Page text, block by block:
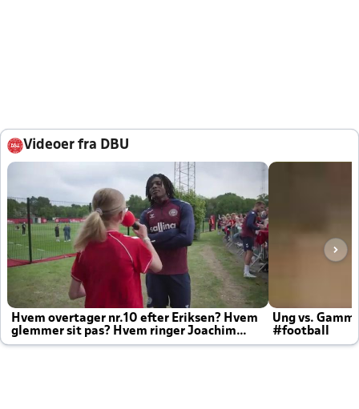
Videoer fra DBU
Hvem overtager nr.10 efter Eriksen? Hvem
glemmer sit pas? Hvem ringer Joachim
altid til efter kampe?
Ung vs.
#football